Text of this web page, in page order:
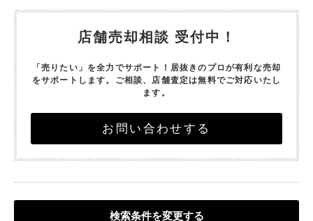
店舗売却相談 受付中！
「売りたい」を全力でサポート！ 居抜きのプロが有利な売却
をサポートします。 ご相談、店舗査定は無料でご対応いたし
ます。
お問い合わせする
検索条件を変更する